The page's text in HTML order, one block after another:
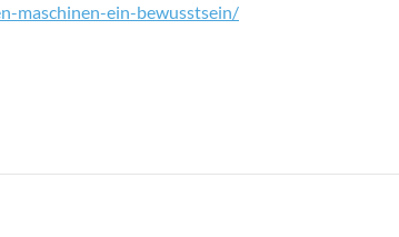
maschinen-ein-bewusstsein/